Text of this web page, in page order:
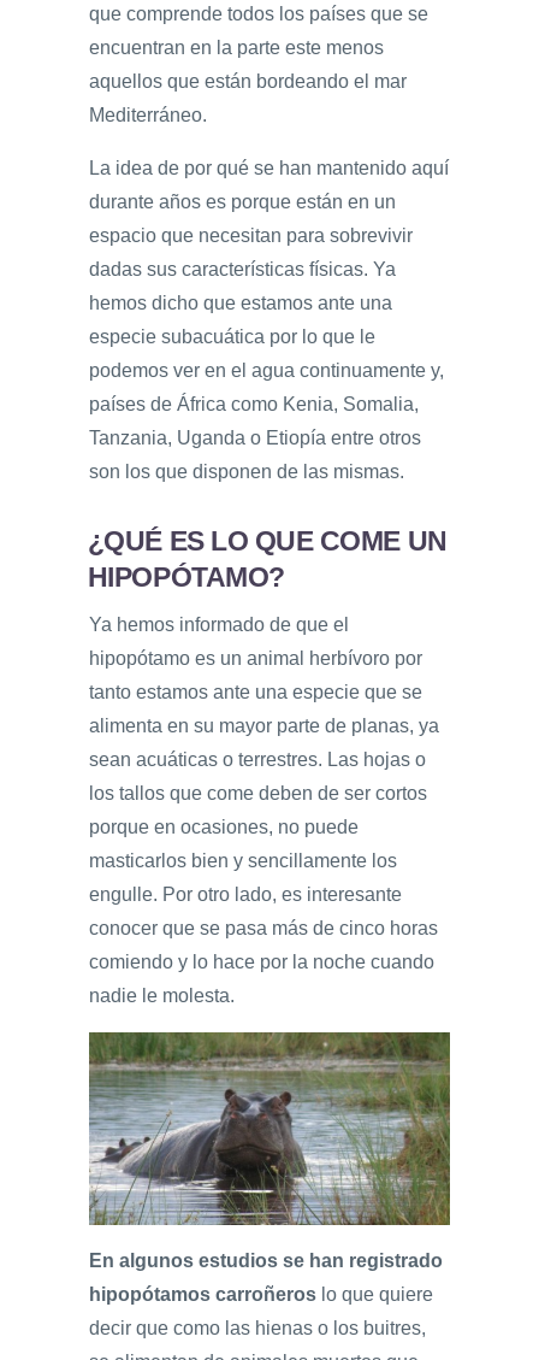
que comprende todos los países que se
encuentran en la parte este menos
aquellos que están bordeando el mar
Mediterráneo.
La idea de por qué se han mantenido aquí
durante años es porque están en un
espacio que necesitan para sobrevivir
dadas sus características físicas. Ya
hemos dicho que estamos ante una
especie subacuática por lo que le
podemos ver en el agua continuamente y,
países de África como Kenia, Somalia,
Tanzania, Uganda o Etiopía entre otros
son los que disponen de las mismas.
¿QUÉ ES LO QUE COME UN
HIPOPÓTAMO?
Ya hemos informado de que el
hipopótamo es un animal herbívoro por
tanto estamos ante una especie que se
alimenta en su mayor parte de planas, ya
sean acuáticas o terrestres. Las hojas o
los tallos que come deben de ser cortos
porque en ocasiones, no puede
masticarlos bien y sencillamente los
engulle. Por otro lado, es interesante
conocer que se pasa más de cinco horas
comiendo y lo hace por la noche cuando
nadie le molesta.
En algunos estudios se han registrado
hipopótamos carroñeros lo que quiere
decir que como las hienas o los buitres,